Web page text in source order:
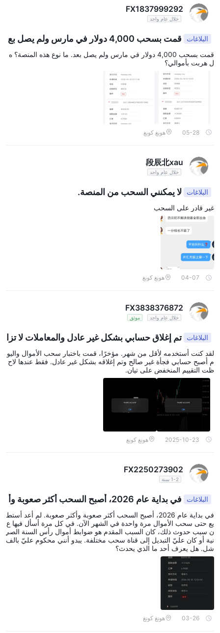
FX1837999292
خلال عام واحد
البلاغات
قمت بسحب 4,000 دولار في مارس ولم يصل بع
قمت بسحب 4,000 دولار في مارس ولم يصل بعد. ما نوع هذه المنصة؟ ه
ل هربت بأموالي؟
05-28 هونغ كونغ
段辰北xau
خلال عام واحد
البلاغات لا يمكنني السحب من المنصة.
غير قادر على السحب
04-07 هونغ كونغ
FX3838376872
خلال عام واحد موثق
البلاغات تم إغلاق حسابي بشكل غير عادل والمعاملات لا تزا
ل مفتوحة.
لقد كنت أستخدمه لأقل من شهر. مؤخرًا، قمت باختبار سحب الأموال واليو
م أصبح حسابي فجأة غير صالح وتم إغلاقه بشكل غير عادل. فقط عندها لاح
ظت التقييم المنخفض على تيان.
2025-10-23 هونغ كونغ
FX2250273902
1-2 سنة
البلاغات
في بداية عام 2026، أصبح السحب أكثر صعوبة وأ
كثر صعوبة.
في بداية عام 2026، أصبح السحب أكثر صعوبة وأكثر صعوبة. لم أعد أستط
يع حتى سحب الأموال مرة واحدة في الشهر الآن. في كل مرة أسأل فيها ع
ن سبب حدوث ذلك، كان السبب المقدم هو ضوابط أموال رأس السنة الصي
نية أو كان عليّ التبديل إلى قناة سحب مختلفة. يبدو أنني محكوم عليّ بالف
شل. هل يعرف أحد ما الذي يحدث؟
03-26 هونغ كونغ